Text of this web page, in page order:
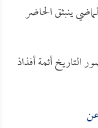
ينبثق الحاضر
التاريخ أئمة أفذاذ